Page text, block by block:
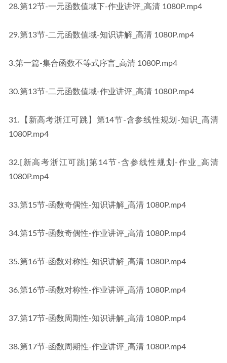
28.第12节-一元函数值域下-作业讲评_高清 1080P​​.mp4
29.第13节-二元函数值域-知识讲解_高清 1080P​​.mp4
3.第一篇-集合函数不等式序言_高清 1080P​​​.mp4
30.第13节-二元函数值域-作业讲评_高清 1080P​​.mp4
31.【新高考浙江可跳】第14节-含参线性规划-知识_高清
1080P​​.mp4
32.[新高考浙江可跳]第14节-含参线性规划-作业_高清
1080P​​.mp4
33.第15节-函数奇偶性-知识讲解_高清 1080P.mp4
34.第15节-函数奇偶性-作业讲评_高清 1080P.mp4
35.第16节-函数对称性-知识讲解_高清 1080P.mp4
36.第16节-函数对称性-作业讲评_高清 1080P.mp4
37.​第17节-函数周期性-知识讲解_高清 1080P.mp4
38.​第17节-函数周期性-作业讲评_高清 1080P.mp4